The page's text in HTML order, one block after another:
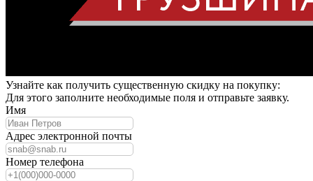
Узнайте как получить существенную скидку на покупку:
Для этого заполните необходимые поля и отправьте заявку.
Имя
Адрес электронной почты
Номер телефона